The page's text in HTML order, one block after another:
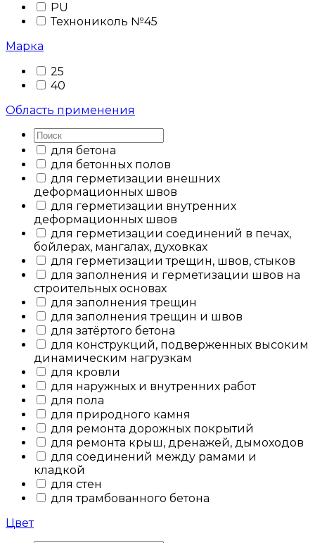
PU
Технониколь №45
Марка
25
40
Область применения
для бетона
для бетонных полов
для герметизации внешних
деформационных швов
для герметизации внутренних
деформационных швов
для герметизации соединений в печах,
бойлерах, мангалах, духовках
для герметизации трещин, швов, стыков
для заполнения и герметизации швов на
строительных основах
для заполнения трещин
для заполнения трещин и швов
для затёртого бетона
для конструкций, подверженных высоким
динамическим нагрузкам
для кровли
для наружных и внутренних работ
для пола
для природного камня
для ремонта дорожных покрытий
для ремонта крыш, дренажей, дымоходов
для соединений между рамами и
кладкой
для стен
для трамбованного бетона
Цвет